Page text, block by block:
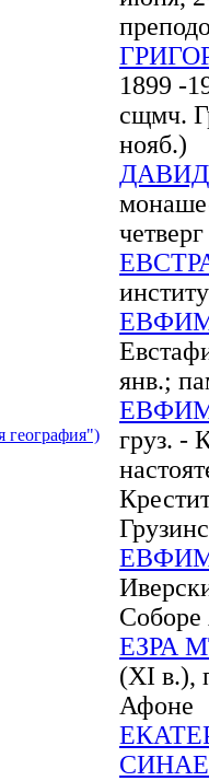
география")
1899 -
сщмч.
нояб.)
янв.;
груз. -
ЕЗРА
(XI в.),
Афоне
СИНАЕ